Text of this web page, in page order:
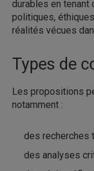
durables en
politiques,
réalités vécues
Types de
Les propositions
notamment :
des recherches
des analyses